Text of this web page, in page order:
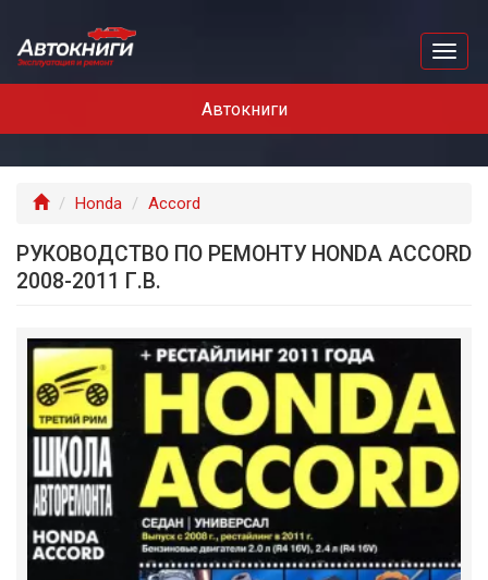
Автокниги
Главная
Honda Accord
РУКОВОДСТВО ПО РЕМОНТУ HONDA ACCORD
2008-2011 Г.В.